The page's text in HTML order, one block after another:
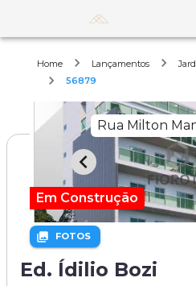
Home Lançamentos
56879
FOTOS
Rua Milton
Em Construção
Ed. Ídilio Bozi